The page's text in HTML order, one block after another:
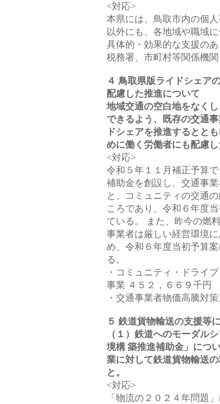
<対応>
本県には、鳥取市内の個
以外にも、各地域や職域
具体的・効果的な支援の
税務署、市町村等関係機
４ 鳥取県版ライドシェア
配慮した推進について
地域交通の空白地をなく
できるよう、既存の交通
ドシェアを推進するとと
めに働く労働者にも配慮
<対応>
令和５年１１月補正予算
補助金を創設し、交通事
と、コミュニティの交通
ころであり、令和６年度
ている。 また、昨今の燃
事業者は厳しい経営環境
め、令和６年度当初予算
る。
・コミュニティ・ドライ
事業 ４５２，６６９千円
・交通事業者物価高騰対
５ 鉄道貨物輸送の支援等
（１）鉄道へのモーダル
境構 築推進補助金」につ
業に対して鉄道貨物輸送
と。
<対応>
「物流の２０２４年問題